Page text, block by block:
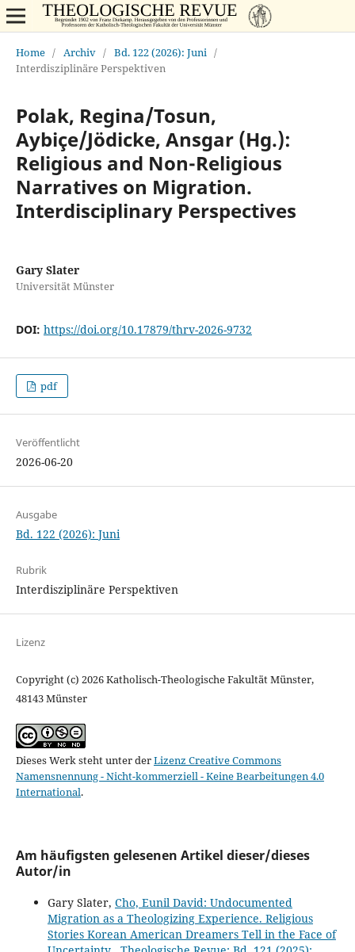
Home / Archiv / Bd. 122 (2026): Juni /
Interdisziplinäre Perspektiven
Polak, Regina/Tosun,
Aybiçe/Jödicke, Ansgar (Hg.):
Religious and Non-Religious
Narratives on Migration.
Interdisciplinary Perspectives
Gary Slater
Universität Münster
DOI: https://doi.org/10.17879/thrv-2026-9732
pdf
Veröffentlicht
2026-06-20
Ausgabe
Bd. 122 (2026): Juni
Rubrik
Interdisziplinäre Perspektiven
Lizenz
Copyright (c) 2026 Katholisch-Theologische Fakultät Münster,
48143 Münster
Dieses Werk steht unter derLizenz Creative Commons
Namensnennung - Nicht-kommerziell - Keine Bearbeitungen 4.0
International.
Am häufigsten gelesenen Artikel dieser/dieses
Autor/in
Gary Slater, Cho, Eunil David: Undocumented
Migration as a Theologizing Experience. Religious
Stories Korean American Dreamers Tell in the Face of